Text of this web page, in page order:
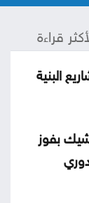
قراءة
البنية
بفوز